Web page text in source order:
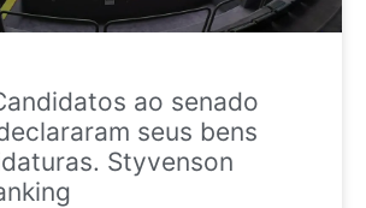
ao senado
seus bens
Styvenson